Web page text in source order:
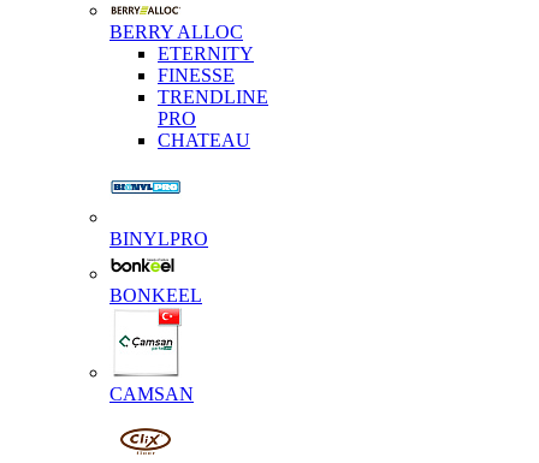
BERRY ALLOC
ETERNITY
FINESSE
TRENDLINE
PRO
CHATEAU
BINYLPRO
BONKEEL
CAMSAN